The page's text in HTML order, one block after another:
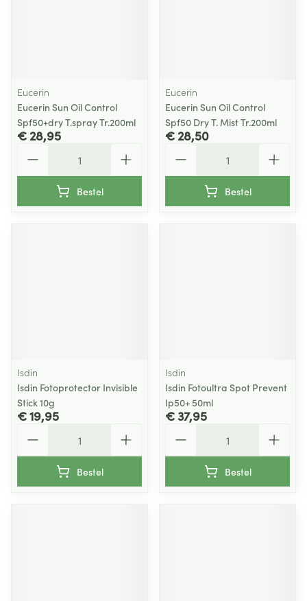
Eucerin
Eucerin Sun Oil Control
Spf50+dry T.spray Tr.200ml
€ 28,95
Bestel
Eucerin
Eucerin Sun Oil Control
Spf50 Dry T. Mist Tr.200ml
€ 28,50
Bestel
Isdin
Isdin Fotoprotector Invisible
Stick 10g
€ 19,95
Bestel
Isdin
Isdin Fotoultra Spot Prevent
Ip50+ 50ml
€ 37,95
Bestel